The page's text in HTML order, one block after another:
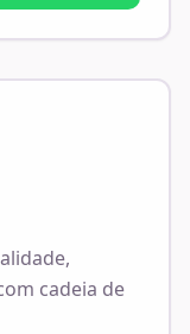
cadeia de